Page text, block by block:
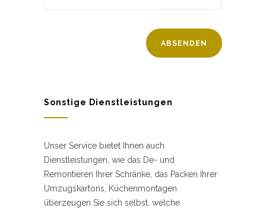
Sonstige Dienstleistungen
Unser Service bietet Ihnen auch
Dienstleistungen, wie das De- und
Remontieren Ihrer Schränke, das Packen Ihrer
Umzugskartons, Küchenmontagen.
überzeugen Sie sich selbst, welche